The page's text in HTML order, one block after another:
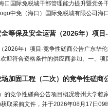
口国际免税城干部管理能力提升暨党
中免（海口）国际免税城有限公司海
全等保及安全运营（2026年）项
2026年）项目-竞争性磋商公告广东华
迎符合资格条件的供应商参加。一、
加固工程（二次）的竞争性磋商
的竞争性磋商公告项目概况贵州大学
取采购文件，并于2026年08月17日09